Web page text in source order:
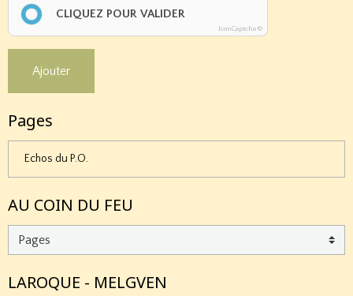
CLIQUEZ POUR VALIDER
IconCaptcha ©
Ajouter
Pages
Echos du P.O.
AU COIN DU FEU
LAROQUE - MELGVEN